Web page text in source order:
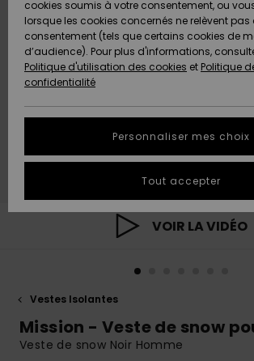
Nouveautés
A
Découvrir
Nouveautés
A
Découvrir
A
Découvrir
Communauté
AIDE &
CONTACT
Freedom
Protection
des
tailles
conversation
pour
plus rapide
question.
Démarrer
une
conversation
MAGASINS
QUIKSILVER
VOIR LA VIDÉO
Vestes Isolantes
Mission - Veste de snow
Veste de snow Noir Homme
cookies soumis à votre consentement, ou
lorsque les cookies concernés ne relèvent pas
consentement (tels que certains cookies de
d’audience). Pour plus d'informations,
Politique d'utilisation des cookies et Politique
confidentialité
Personnaliser mes choix
Tout accepter